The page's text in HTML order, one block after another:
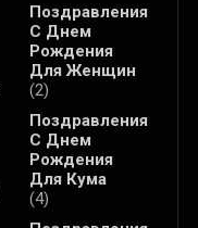
Поздравления
С Днем
Рождения
Для Женщин
(2)
Поздравления
С Днем
Рождения
Для Кума
(4)